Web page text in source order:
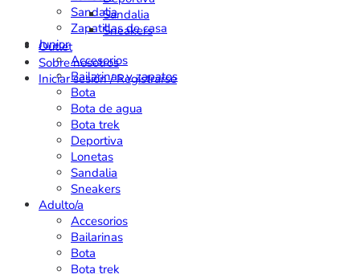
Sandalia
Zapatillas de casa
Junior
Accesorios
Bailarinas y zapatos
Bota
Bota de agua
Bota trek
Deportiva
Lonetas
Sandalia
Sneakers
Adulto/a
Accesorios
Bailarinas
Bota
Bota trek
Sandalia
Sneakers
Outlet
Sobre nosotros
Iniciar sesión / Registrarse